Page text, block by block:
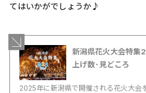
てはいかがでしょうか♪
新潟県花火大会特集
上げ数･見どころ
2025年に新潟県で開催される花火大会